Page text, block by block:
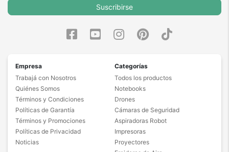
Suscribirse
Empresa
Trabajá con Nosotros
Quiénes Somos
Términos y Condiciones
Políticas de Garantía
Términos y Promociones
Políticas de Privacidad
Noticias
Categorías
Todos los productos
Notebooks
Drones
Cámaras de Seguridad
Aspiradoras Robot
Impresoras
Proyectores